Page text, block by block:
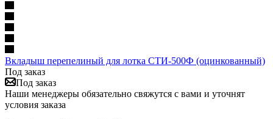
Вкладыш перепелиный для лотка СТИ-500Ф (оцинкованный)
Под заказ
Под заказ
Наши менеджеры обязательно свяжутся с вами и уточнят
условия заказа